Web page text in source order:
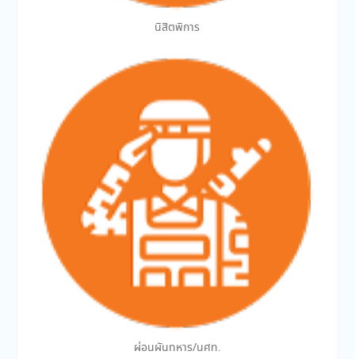
นิสิตพิการ
ผ่อนผันทหาร/นศท.